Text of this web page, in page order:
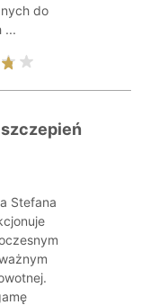
do
...
Stefana